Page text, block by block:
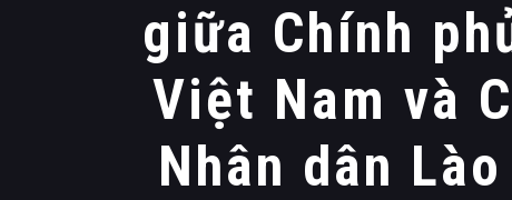
giữa Chính
Việt Nam và
Nhân dân